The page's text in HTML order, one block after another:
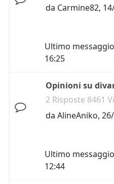
da Carmine82,
Ultimo
16:25
Opinioni su
2 Risposte 8461
da AlineAniko,
Ultimo
12:44